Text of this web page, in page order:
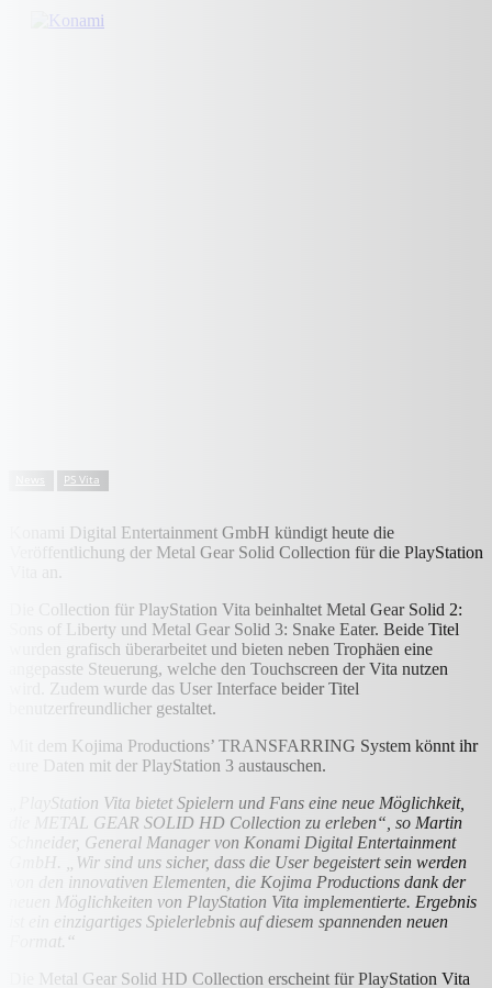
PS Vita
Konami Digital Entertainment GmbH kündigt heute die
Veröffentlichung der Metal Gear Solid Collection für die PlayStation
Die Collection für PlayStation Vita beinhaltet Metal Gear Solid 2:
Sons of Liberty und Metal Gear Solid 3: Snake Eater. Beide Titel
wurden grafisch überarbeitet und bieten neben Trophäen eine
angepasste Steuerung, welche den Touchscreen der Vita nutzen
wird. Zudem wurde das User Interface beider Titel
benutzerfreundlicher gestaltet.
Mit dem Kojima Productions’ TRANSFARRING System könnt ihr
eure Daten mit der PlayStation 3 austauschen.
„PlayStation Vita bietet Spielern und Fans eine neue Möglichkeit,
die METAL GEAR SOLID HD Collection zu erleben“, so Martin
Schneider, General Manager von Konami Digital Entertainment
GmbH. „Wir sind uns sicher, dass die User begeistert sein werden
von den innovativen Elementen, die Kojima Productions dank der
neuen Möglichkeiten von PlayStation Vita implementierte. Ergebnis
ist ein einzigartiges Spielerlebnis auf diesem spannenden neuen
Format.“
Die Metal Gear Solid HD Collection erscheint für PlayStation Vita